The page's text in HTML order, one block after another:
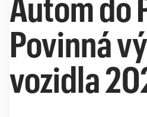
Autom do
Povinná
vozidla